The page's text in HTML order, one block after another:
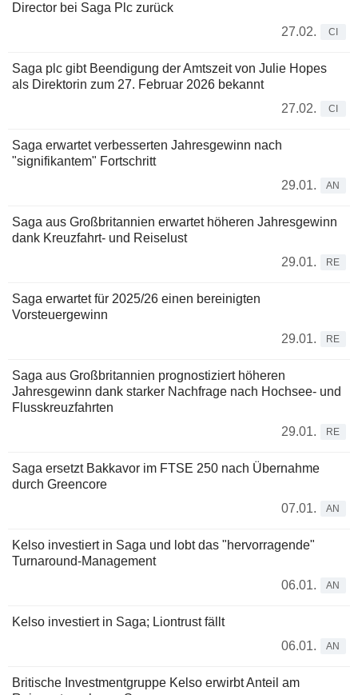
Director bei Saga Plc zurück
27.02.
CI
Saga plc gibt Beendigung der Amtszeit von Julie Hopes
als Direktorin zum 27. Februar 2026 bekannt
27.02.
CI
Saga erwartet verbesserten Jahresgewinn nach
"signifikantem" Fortschritt
29.01.
AN
Saga aus Großbritannien erwartet höheren Jahresgewinn
dank Kreuzfahrt- und Reiselust
29.01.
RE
Saga erwartet für 2025/26 einen bereinigten
Vorsteuergewinn
29.01.
RE
Saga aus Großbritannien prognostiziert höheren
Jahresgewinn dank starker Nachfrage nach Hochsee- und
Flusskreuzfahrten
29.01.
RE
Saga ersetzt Bakkavor im FTSE 250 nach Übernahme
durch Greencore
07.01.
AN
Kelso investiert in Saga und lobt das "hervorragende"
Turnaround-Management
06.01.
AN
Kelso investiert in Saga; Liontrust fällt
06.01.
AN
Britische Investmentgruppe Kelso erwirbt Anteil am